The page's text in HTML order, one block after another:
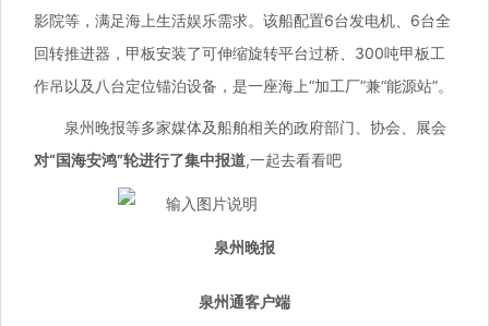
影院等，满足海上生活娱乐需求。该船配置6台发电机、6台全
回转推进器，甲板安装了可伸缩旋转平台过桥、300吨甲板工
作吊以及八台定位锚泊设备，是一座海上“加工厂”兼“能源站”。
泉州晚报等多家媒体及船舶相关的政府部门、协会、展会
对“国海安鸿”轮进行了集中报道,一起去看看吧
泉州晚报
泉州通客户端